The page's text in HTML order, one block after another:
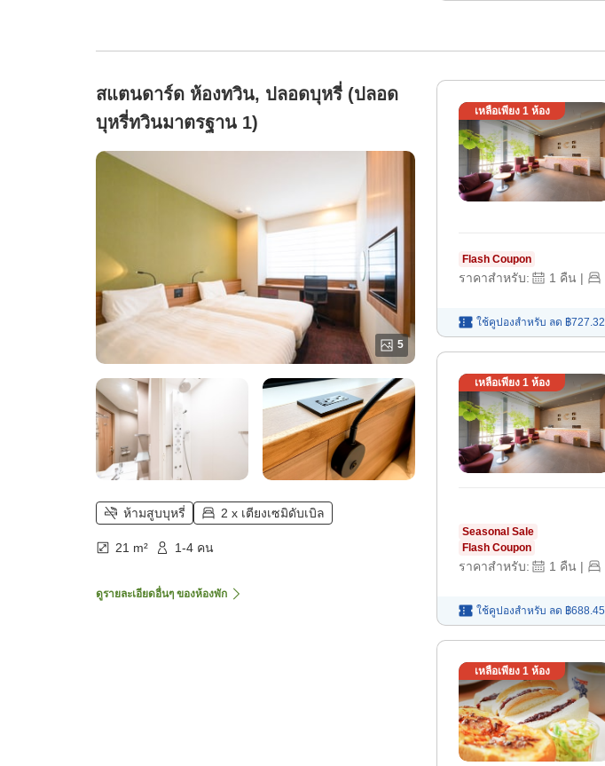
สแตนดาร์ด ห้องทวิน, ปลอดบุหรี่ (ปลอด
บุหรี่ทวินมาตรฐาน 1)
5
ห้ามสูบบุหรี่ 2 x เตียงเซมิดับเบิล
21 m² 1-4 คน
ดูรายละเอียดอื่นๆ ของห้องพัก
เหลือเพียง 1ห้อง
Flash Coupon
ราคาสำหรับ: 1 คืน |
ใช้คูปองสำหรับ ลด ฿727.32
เหลือเพียง 1 ห้อง
Seasonal Sale
Flash Coupon
ราคาสำหรับ: 1 คืน |
ใช้คูปองสำหรับ ลด ฿688.45
เหลือเพียง 1 ห้อง